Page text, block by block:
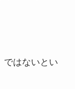
ではないとい